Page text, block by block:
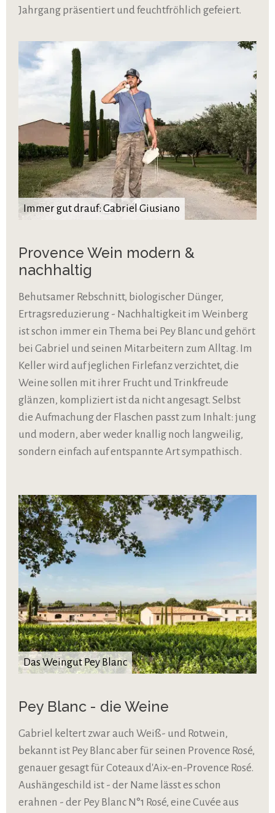
Jahrgang präsentiert und feuchtfröhlich gefeiert.
Immer gut drauf: Gabriel Giusiano
Provence Wein modern &
nachhaltig
Behutsamer Rebschnitt, biologischer Dünger,
Ertragsreduzierung - Nachhaltigkeit im Weinberg
ist schon immer ein Thema bei Pey Blanc und gehört
bei Gabriel und seinen Mitarbeitern zum Alltag. Im
Keller wird auf jeglichen Firlefanz verzichtet, die
Weine sollen mit ihrer Frucht und Trinkfreude
glänzen, kompliziert ist da nicht angesagt. Selbst
die Aufmachung der Flaschen passt zum Inhalt: jung
und modern, aber weder knallig noch langweilig,
sondern einfach auf entspannte Art sympathisch.
Das Weingut Pey Blanc
Pey Blanc - die Weine
Gabriel keltert zwar auch Weiß- und Rotwein,
bekannt ist Pey Blanc aber für seinen Provence Rosé,
genauer gesagt für Coteaux d'Aix-en-Provence Rosé.
Aushängeschild ist - der Name lässt es schon
erahnen - der Pey Blanc N°1 Rosé, eine Cuvée aus